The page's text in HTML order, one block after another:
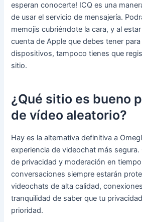
esperan conocerte! ICQ es una
de usar el servicio de mensajería.
memojis cubriéndote la cara, y al
cuenta de Apple que debes tener
dispositivos, tampoco tienes que
sitio.
¿Qué sitio es bueno
de vídeo aleatorio?
Hay es la alternativa definitiva a
experiencia de videochat más
de privacidad y moderación en
conversaciones siempre estarán
videochats de alta calidad,
tranquilidad de saber que tu
prioridad.